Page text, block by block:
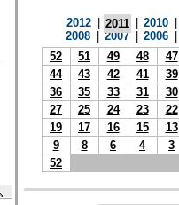
2012 2011 2010
2008
2007 2006
52
51 49 48 47
44
43 42 41 39
36
35 33 31 30
27
25 24 23 22
19
17 16 15 13
9
8 6 4 3
52